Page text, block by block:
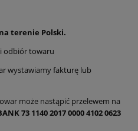
terenie Polski.
i odbiór towaru
wystawiamy fakturę lub
może nastąpić przelewem na
73 1140 2017 0000 4102 0623